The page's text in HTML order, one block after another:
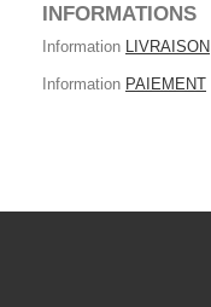
INFORMATIONS
Information LIVRAISON
Information PAIEMENT